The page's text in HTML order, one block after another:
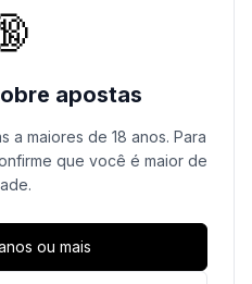
apostas
a maiores de 18 anos. Para
que você é maior de
ou mais